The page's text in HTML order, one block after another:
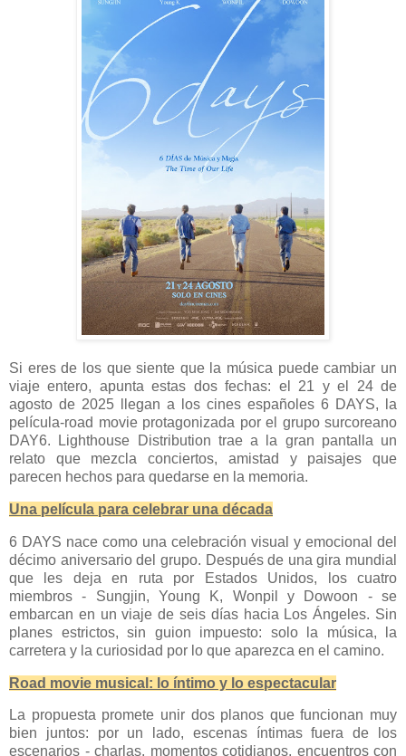
Si eres de los que siente que la música puede cambiar un
viaje entero, apunta estas dos fechas: el 21 y el 24 de
agosto de 2025 llegan a los cines españoles 6 DAYS, la
película-road movie protagonizada por el grupo surcoreano
DAY6. Lighthouse Distribution trae a la gran pantalla un
relato que mezcla conciertos, amistad y paisajes que
parecen hechos para quedarse en la memoria.
Una película para celebrar una década
6 DAYS nace como una celebración visual y emocional del
décimo aniversario del grupo. Después de una gira mundial
que les deja en ruta por Estados Unidos, los cuatro
miembros - Sungjin, Young K, Wonpil y Dowoon - se
embarcan en un viaje de seis días hacia Los Ángeles. Sin
planes estrictos, sin guion impuesto: solo la música, la
carretera y la curiosidad por lo que aparezca en el camino.
Road movie musical: lo íntimo y lo espectacular
La propuesta promete unir dos planos que funcionan muy
bien juntos: por un lado, escenas íntimas fuera de los
escenarios - charlas, momentos cotidianos, encuentros con